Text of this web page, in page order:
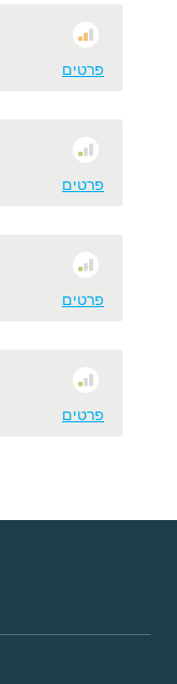
פרטים
פרטים
פרטים
פרטים